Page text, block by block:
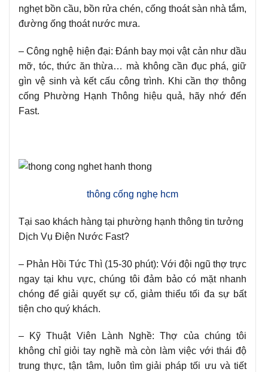
nghẹt bồn cầu, bồn rửa chén, cống thoát sàn nhà tắm,
đường ống thoát nước mưa.
– Công nghệ hiện đại: Đánh bay mọi vật cản như dầu
mỡ, tóc, thức ăn thừa… mà không cần đục phá, giữ
gìn vệ sinh và kết cấu công trình. Khi cần thợ thông
cống Phường Hạnh Thông hiệu quả, hãy nhớ đến
Fast.
thông cống nghẹ hcm
Tại sao khách hàng tại phường hạnh thông tin tưởng
Dịch Vụ Điện Nước Fast?
– Phản Hồi Tức Thì (15-30 phút): Với đội ngũ thợ trực
ngay tại khu vực, chúng tôi đảm bảo có mặt nhanh
chóng để giải quyết sự cố, giảm thiểu tối đa sự bất
tiện cho quý khách.
– Kỹ Thuật Viên Lành Nghề: Thợ của chúng tôi
không chỉ giỏi tay nghề mà còn làm việc với thái độ
trung thực, tận tâm, luôn tìm giải pháp tối ưu và tiết